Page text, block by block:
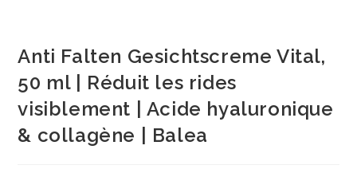
Anti Falten Gesichtscreme Vital,
50 ml | Réduit les rides
visiblement | Acide hyaluronique
& collagène | Balea